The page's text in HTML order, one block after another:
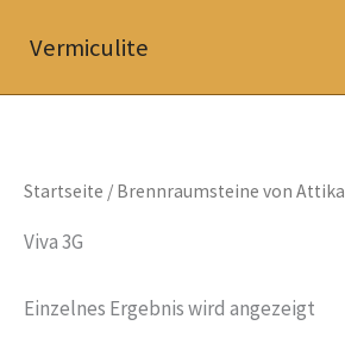
InhaltVermiculite
Startseite / Brennraumsteine von Attika
Viva 3G
Einzelnes Ergebnis wird angezeigt